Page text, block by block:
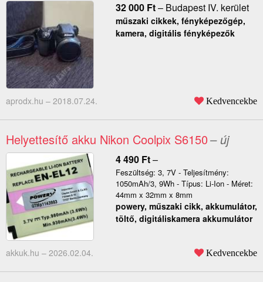
32 000 Ft– Budapest IV. kerület
műszaki cikkek, fényképezőgép,
kamera, digitális fényképezők
aprodx.hu – 2018.07.24. Kedvencekbe
Helyettesítő akku Nikon Coolpix S6150– új
4 490 Ft–
Feszültség: 3, 7V - Teljesítmény:
1050mAh/3, 9Wh - Típus: Li-Ion - Méret:
44mm x 32mm x 8mm
powery, műszaki cikk, akkumulátor,
töltő, digitáliskamera akkumulátor
akkuk.hu – 2026.02.04. Kedvencekbe